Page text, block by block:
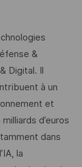
&
Digital. Il
à un
et
d’euros
dans
la